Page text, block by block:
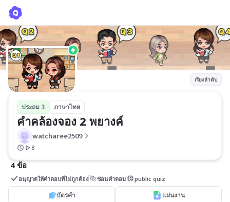
เรียงลำดับ
ประถม 3 ภาษาไทย
คำคล้องจอง 2 พยางค์
watcharee2509
8
4 ข้อ
อนุญาตให้คำตอบที่ไม่ถูกต้อง ซ่อนคำตอบ public quiz
บัตรคำ แผ่นงาน